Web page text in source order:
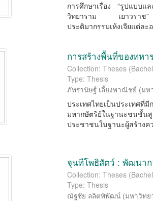
การศึกษาเรื่อง “รูปแบบแ
วิทยาราม เยาวราช” มี
ประติมากรรมเห้งเจียแต่ละ
การสร้างพื้นที่ของทห
Collection: Theses
Type: Thesis
ภัทรานิษฐ์ เลี้ยงพาณิชย์ (มห
ประเทศไทยเป็นประเทศที่
มหากษัตริย์ในฐานะชนชั้น
ประชาชนในฐานะผู้สร้างค
จุนทีโพธิสัตว์ : พัฒนา
Collection: Theses
Type: Thesis
ณัฐชัย ลลิตพิพัฒน์ (มหาวิทย